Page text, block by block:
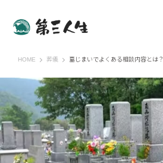
HOME 第三人生 〜寄り道の歩き方〜
葬儀 墓じまいでよくある相談内容とは？